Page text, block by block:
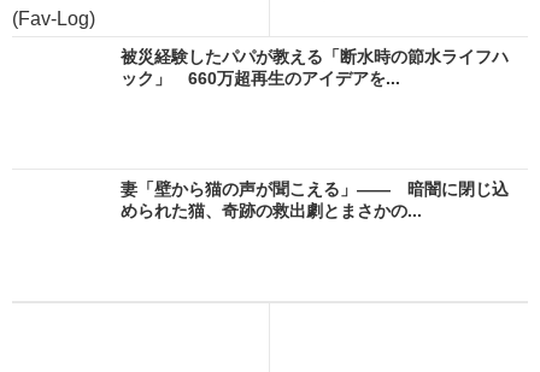
(Fav-Log)
被災経験したパパが教える「断水時の節水ライフハ
ック」 660万超再生のアイデアを...
妻「壁から猫の声が聞こえる」―― 暗闇に閉じ込
められた猫、奇跡の救出劇とまさかの...